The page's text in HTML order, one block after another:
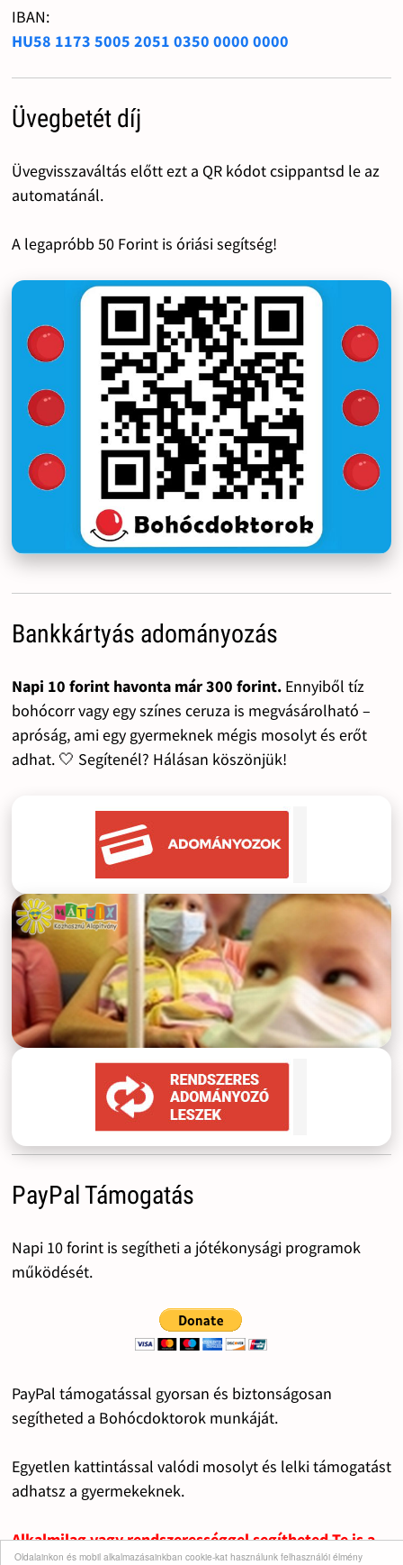
Oldalainkon és mobil alkalmazásainkban cookie-kat használunk felhasználói élmény
IBAN:
HU58 1173 5005 2051 0350 0000 0000
Üvegbetét díj
Üvegvisszaváltás előtt ezt a QR kódot csippantsd le az
automatánál.
A legapróbb 50 Forint is óriási segítség!
Bankkártyás adományozás
Napi 10 forint havonta már 300 forint.Ennyiből tíz
bohócorr vagy egy színes ceruza is megvásárolható –
apróság, ami egy gyermeknek mégis mosolyt és erőt
adhat. 🤍 Segítenél? Hálásan köszönjük!
PayPal Támogatás
Napi 10 forint is segítheti a jótékonysági programok
működését.
PayPal támogatással gyorsan és biztonságosan
segítheted a Bohócdoktorok munkáját.
Egyetlen kattintással valódi mosolyt és lelki támogatást
adhatsz a gyermekeknek.
Alkalmilag vagy rendszerességgel segítheted Te is a